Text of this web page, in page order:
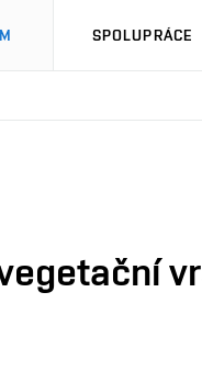
SPOLUPRÁCE